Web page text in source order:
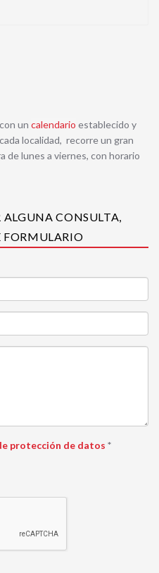
un calendario establecido y
localidad, recorre un gran
de lunes a viernes, con horario
ALGUNA CONSULTA,
FORMULARIO
protección de datos *